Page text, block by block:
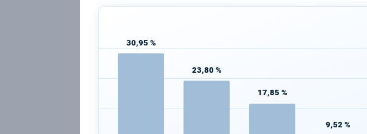
30,95 %
23,80 %
17,85 %
9,52 %